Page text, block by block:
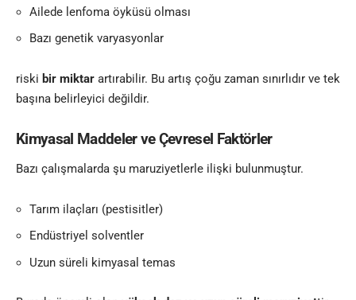
Ailede lenfoma öyküsü olması
Bazı genetik varyasyonlar
riski bir miktar artırabilir. Bu artış çoğu zaman sınırlıdır ve tek
başına belirleyici değildir.
Kimyasal Maddeler ve Çevresel Faktörler
Bazı çalışmalarda şu maruziyetlerle ilişki bulunmuştur.
Tarım ilaçları (pestisitler)
Endüstriyel solventler
Uzun süreli kimyasal temas